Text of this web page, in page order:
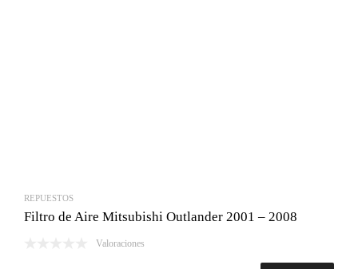
REPUESTOS
Filtro de Aire Mitsubishi Outlander 2001 – 2008
Valoraciones